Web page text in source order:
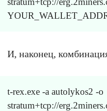
И, наконец,
t-rex.exe -a autolykos2 -o
stratum+tcp://